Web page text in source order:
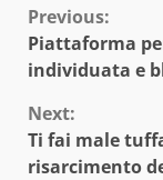
Continue
Reading
Previous:
Piattaforma
individuata e
Next:
Ti fai male
risarcimento